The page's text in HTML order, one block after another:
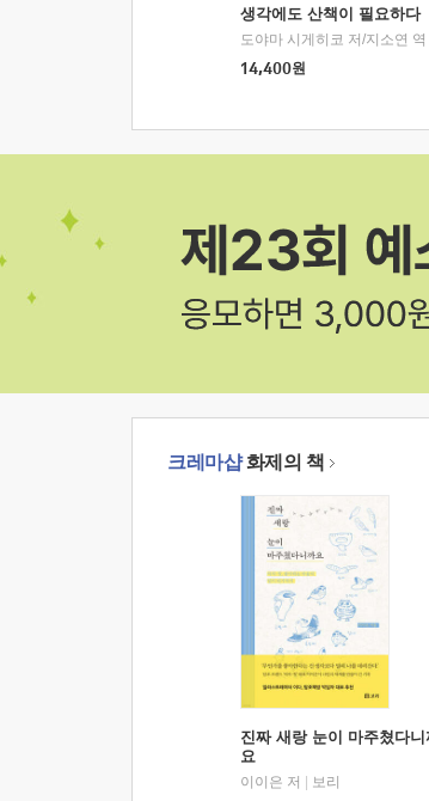
생각에도 산책이 필요하다
도야마 시게히코 저/지소연 역
14,400원
크레마샵화제의 책
진짜 새랑 눈이 마주쳤다니
요
이이은 저
보리